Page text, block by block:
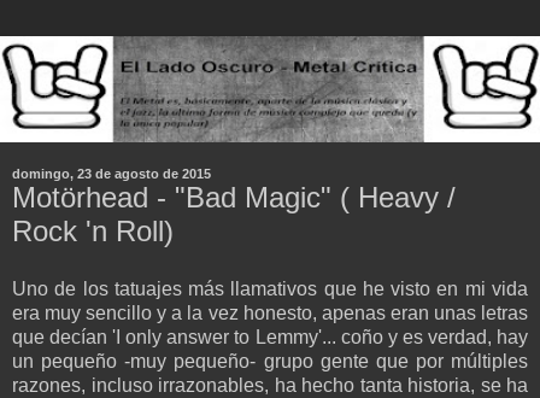
domingo, 23 de agosto de 2015
Motörhead - "Bad Magic" ( Heavy /
Rock 'n Roll)
Uno de los tatuajes más llamativos que he visto en mi vida
era muy sencillo y a la vez honesto, apenas eran unas letras
que decían 'I only answer to Lemmy'... coño y es verdad, hay
un pequeño -muy pequeño- grupo gente que por múltiples
razones, incluso irrazonables, ha hecho tanta historia, se ha